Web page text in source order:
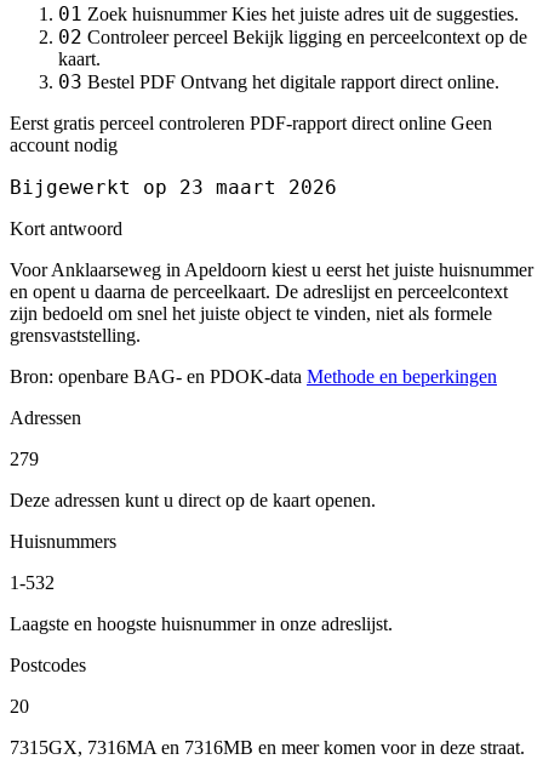
01 Zoek huisnummer Kies het juiste adres uit de suggesties.
02 Controleer perceel Bekijk ligging en perceelcontext op de
kaart.
03 Bestel PDF Ontvang het digitale rapport direct online.
Eerst gratis perceel controleren PDF-rapport direct online Geen
account nodig
Bijgewerkt op 23 maart 2026
Kort antwoord
Voor Anklaarseweg in Apeldoorn kiest u eerst het juiste huisnummer
en opent u daarna de perceelkaart. De adreslijst en perceelcontext
zijn bedoeld om snel het juiste object te vinden, niet als formele
grensvaststelling.
Bron: openbare BAG- en PDOK-data Methode en beperkingen
Adressen
279
Deze adressen kunt u direct op de kaart openen.
Huisnummers
1-532
Laagste en hoogste huisnummer in onze adreslijst.
Postcodes
20
7315GX, 7316MA en 7316MB en meer komen voor in deze straat.